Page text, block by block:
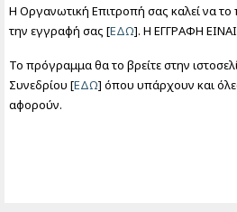
Η Οργανωτική Επιτροπή σας καλεί να
την εγγραφή σας [ΕΔΩ]. Η ΕΓΓΡΑΦΗ
Το πρόγραμμα θα το βρείτε στην
Συνεδρίου [ΕΔΩ] όπου υπάρχουν και
αφορούν.